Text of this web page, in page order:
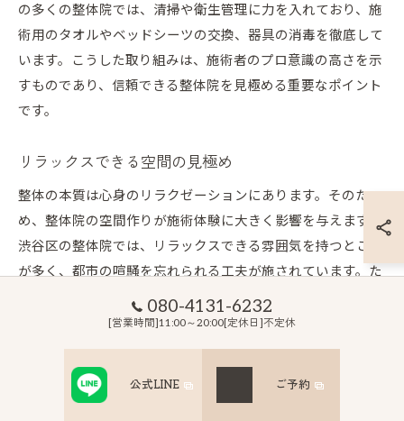
の多くの整体院では、清掃や衛生管理に力を入れており、施
術用のタオルやベッドシーツの交換、器具の消毒を徹底して
います。こうした取り組みは、施術者のプロ意識の高さを示
すものであり、信頼できる整体院を見極める重要なポイント
です。
リラックスできる空間の見極め
整体の本質は心身のリラクゼーションにあります。そのた
め、整体院の空間作りが施術体験に大きく影響を与えます。
渋谷区の整体院では、リラックスできる雰囲気を持つところ
が多く、都市の喧騒を忘れられる工夫が施されています。た
とえば、治療室における配色やインテリアデザイン、さらに
はアロマや音楽の導入が挙げられます。これらの要素が調和
することで、施術を受ける方は心地よい状態でリラックスを
実感でき、心身のバランスが整います。
080-4131-6232
[営業時間]11:00～20:00[定休日]不定休
公式LINE ご予約